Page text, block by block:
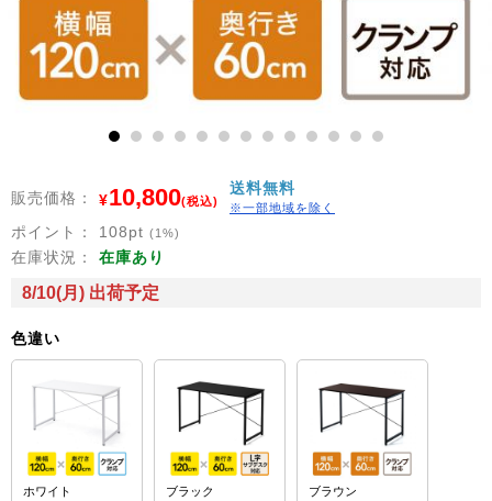
10 11 12
販売価格： ¥10,800(税込)
送料無料
※一部地域を除く
ポイント： 108pt (1%)
在庫状況： 在庫あり
8/10(月) 出荷予定
色違い
ホワイト ブラック ブラウン